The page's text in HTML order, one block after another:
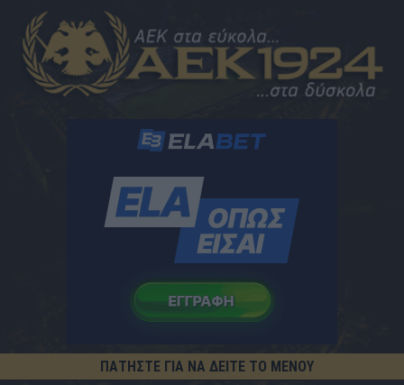
ΠΑΤΗΣΤΕ ΓΙΑ ΝΑ ΔΕΙΤΕ ΤΟ ΜΕΝΟΥ